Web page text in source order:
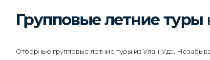
Групповые летние туры
Отборные групповые летние туры из Улан-Удэ.